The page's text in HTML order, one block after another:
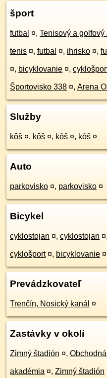
šport
futbal ¤, Tenisový a
tenis ¤, futbal ¤, ihrisko ¤,
¤, bicyklovanie ¤,
Športovisko 338 ¤, Arena
Služby
kôš ¤, kôš ¤, kôš ¤, kôš ¤
Auto
parkovisko ¤, parkovisko ¤
Bicykel
cyklostojan ¤, cyklostojan ¤,
cyklošport ¤, bicyklovanie ¤
Prevádzkovateľ
Trenčín, Nosický kanál ¤
Zastávky v okolí
Zimný štadión ¤,
akadémia ¤, Zimný štadión